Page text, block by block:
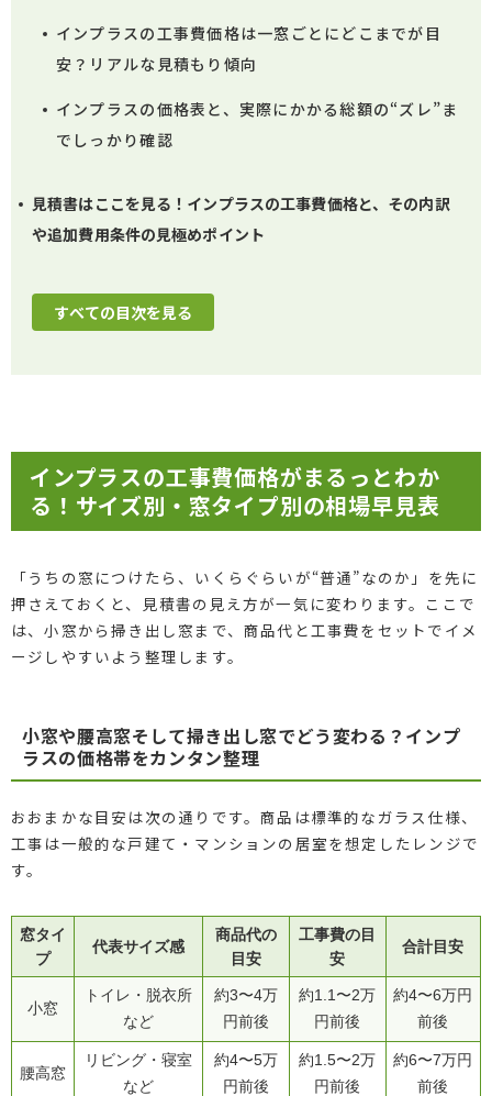
インプラスの工事費価格は一窓ごとにどこまでが目
安？リアルな見積もり傾向
インプラスの価格表と、実際にかかる総額の“ズレ”ま
でしっかり確認
見積書はここを見る！インプラスの工事費価格と、その内訳
や追加費用条件の見極めポイント
すべての目次を見る
インプラスの工事費価格がまるっとわか
る！サイズ別・窓タイプ別の相場早見表
「うちの窓につけたら、いくらぐらいが“普通”なのか」を先に
押さえておくと、見積書の見え方が一気に変わります。ここで
は、小窓から掃き出し窓まで、商品代と工事費をセットでイメ
ージしやすいよう整理します。
小窓や腰高窓そして掃き出し窓でどう変わる？インプ
ラスの価格帯をカンタン整理
おおまかな目安は次の通りです。商品は標準的なガラス仕様、
工事は一般的な戸建て・マンションの居室を想定したレンジで
す。
窓タイ
プ
代表サイズ感
商品代の
目安
工事費の目
安
合計目安
小窓
トイレ・脱衣所
など
約3〜4万
円前後
約1.1〜2万
円前後
約4〜6万円
前後
腰高窓
リビング・寝室
など
約4〜5万
円前後
約1.5〜2万
円前後
約6〜7万円
前後